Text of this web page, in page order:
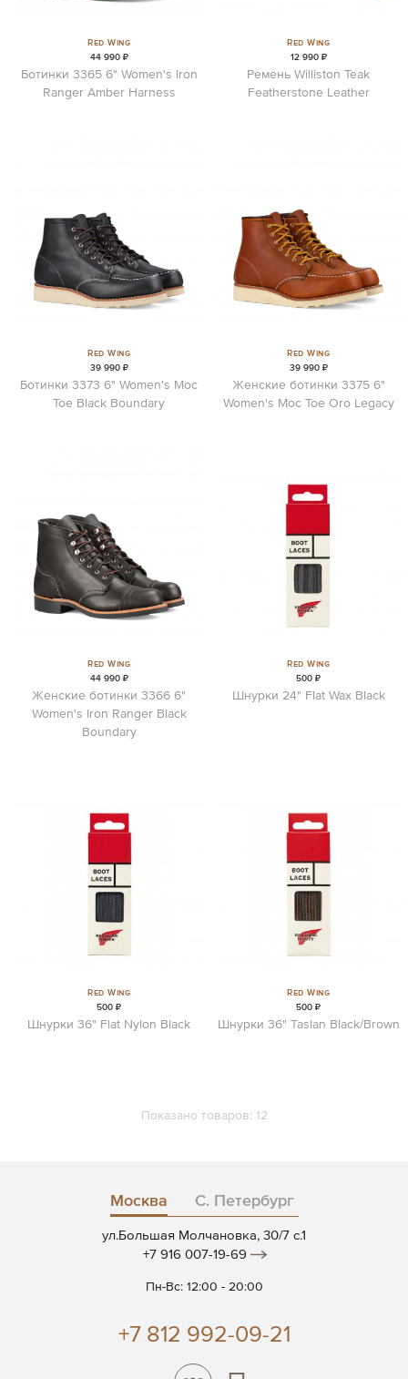
Red Wing
44 990 ₽
Ботинки 3365 6" Women's Iron
Ranger Amber Harness
Red Wing
12 990 ₽
Ремень Williston Teak
Featherstone Leather
Red Wing
39 990 ₽
Ботинки 3373 6" Women's Moc
Toe Black Boundary
Red Wing
39 990 ₽
Женские ботинки 3375 6"
Women's Moc Toe Oro Legacy
Red Wing
44 990 ₽
Женские ботинки 3366 6"
Women's Iron Ranger Black
Boundary
Red Wing
500 ₽
Шнурки 24" Flat Wax Black
Red Wing
500 ₽
Шнурки 36" Flat Nylon Black
Red Wing
500 ₽
Шнурки 36" Taslan Black/Brown
Показано товаров: 12
Москва С. Петербург
ул.Большая Молчановка, 30/7 c.1
+7 916 007-19-69
Пн-Вс: 12:00 - 20:00
+7 812 992-09-21